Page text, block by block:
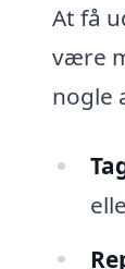
At få
være
nogle